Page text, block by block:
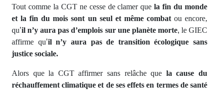
Tout comme la CGT ne cesse de clamer quela fin du monde
et la fin du mois sont un seul et même combat ou encore,
qu’il n’y aura pas d’emplois sur une planète morte, le GIEC
affirme qu’il n’y aura pas de transition écologique sans
justice sociale.
Alors que la CGT affirmer sans relâche que la cause du
réchauffement climatique et de ses effets en termes de santé